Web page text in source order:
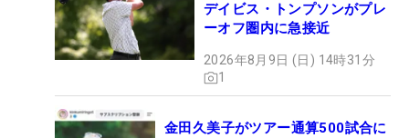
デイビス・トンプソンがプレ
ーオフ圏内に急接近
2026年8月9日 (日) 14時31分
1
金田久美子がツアー通算500試合に